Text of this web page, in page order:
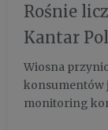
Rośnie
Kantar
Wiosna
konsumentów
monitoring